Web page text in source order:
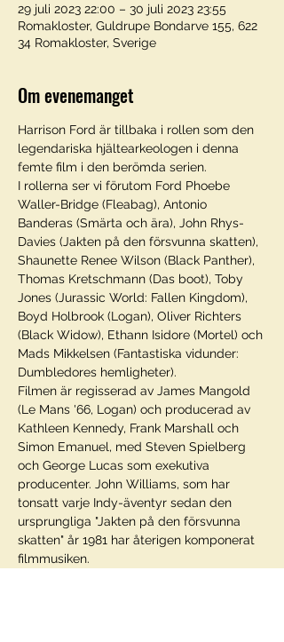
29 juli 2023 22:00 – 30 juli 2023 23:55
Romakloster, Guldrupe Bondarve 155, 622
34 Romakloster, Sverige
Om evenemanget
Harrison Ford är tillbaka i rollen som den
legendariska hjältearkeologen i denna
femte film i den berömda serien.
I rollerna ser vi förutom Ford Phoebe
Waller-Bridge (Fleabag), Antonio
Banderas (Smärta och ära), John Rhys-
Davies (Jakten på den försvunna skatten),
Shaunette Renee Wilson (Black Panther),
Thomas Kretschmann (Das boot), Toby
Jones (Jurassic World: Fallen Kingdom),
Boyd Holbrook (Logan), Oliver Richters
(Black Widow), Ethann Isidore (Mortel) och
Mads Mikkelsen (Fantastiska vidunder:
Dumbledores hemligheter).
Filmen är regisserad av James Mangold
(Le Mans '66, Logan) och producerad av
Kathleen Kennedy, Frank Marshall och
Simon Emanuel, med Steven Spielberg
och George Lucas som exekutiva
producenter. John Williams, som har
tonsatt varje Indy-äventyr sedan den
ursprungliga "Jakten på den försvunna
skatten" år 1981 har återigen komponerat
filmmusiken.